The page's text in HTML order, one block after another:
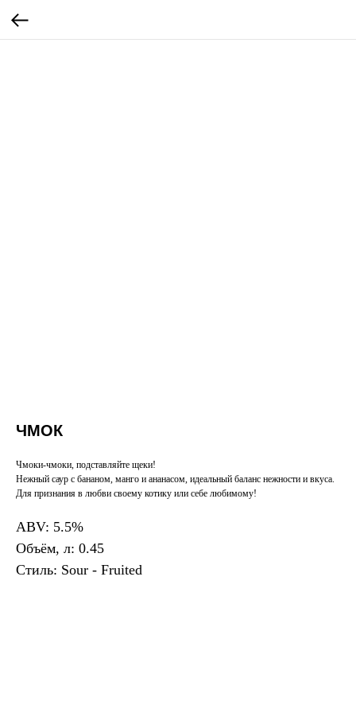
ЧМОК
Чмоки-чмоки, подставляйте щеки!
Нежный саур с бананом, манго и ананасом, идеальный баланс нежности и вкуса.
Для признания в любви своему котику или себе любимому!
ABV: 5.5%
Объём, л: 0.45
Стиль: Sour - Fruited